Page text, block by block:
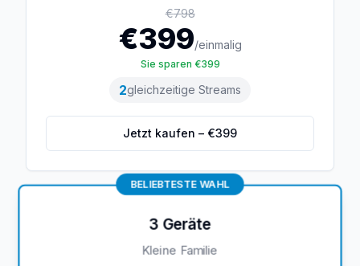
€798
€399/einmalig
Sie sparen €399
2gleichzeitige Streams
Jetzt kaufen – €399
BELIEBTESTE WAHL
3 Geräte
Kleine Familie